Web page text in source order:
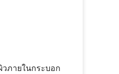
วภายในกระบอก